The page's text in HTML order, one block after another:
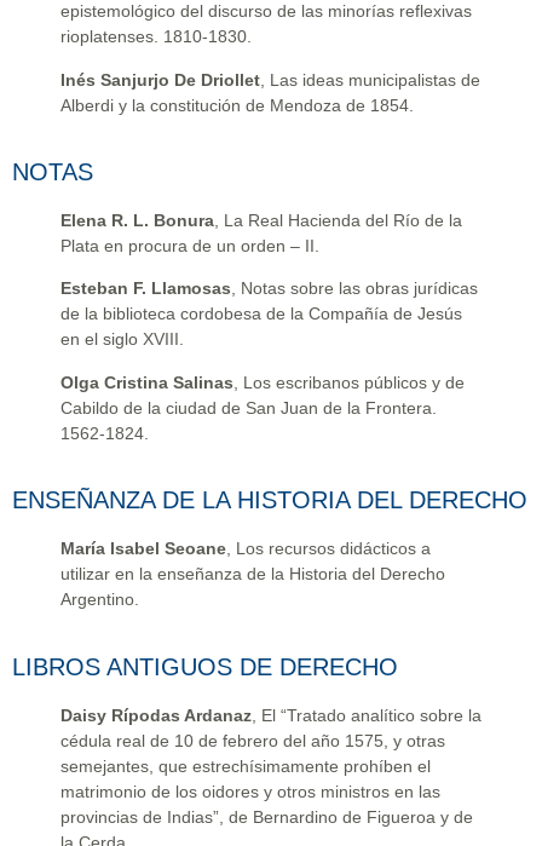
epistemológico del discurso de las minorías reflexivas
rioplatenses. 1810-1830.
Inés Sanjurjo De Driollet , Las ideas municipalistas de
Alberdi y la constitución de Mendoza de 1854.
NOTAS
Elena R. L. Bonura , La Real Hacienda del Río de la
Plata en procura de un orden – II.
Esteban F. Llamosas, Notas sobre las obras jurídicas
de la biblioteca cordobesa de la Compañía de Jesús
en el siglo XVIII.
Olga Cristina Salinas , Los escribanos públicos y de
Cabildo de la ciudad de San Juan de la Frontera.
1562-1824.
ENSEÑANZA DE LA HISTORIA DEL DERECHO
María Isabel Seoane, Los recursos didácticos a
utilizar en la enseñanza de la Historia del Derecho
Argentino.
LIBROS ANTIGUOS DE DERECHO
Daisy Rípodas Ardanaz , El “Tratado analítico sobre la
cédula real de 10 de febrero del año 1575, y otras
semejantes, que estrechísimamente prohíben el
matrimonio de los oidores y otros ministros en las
provincias de Indias”, de Bernardino de Figueroa y de
la Cerda.